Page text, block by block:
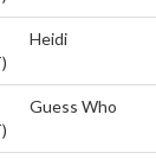
Heidi
Guess Who